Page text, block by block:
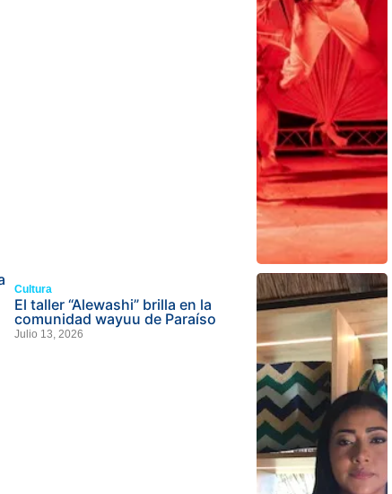
Cultura
El taller “Alewashi” brilla en la
comunidad wayuu de Paraíso
Julio 13, 2026